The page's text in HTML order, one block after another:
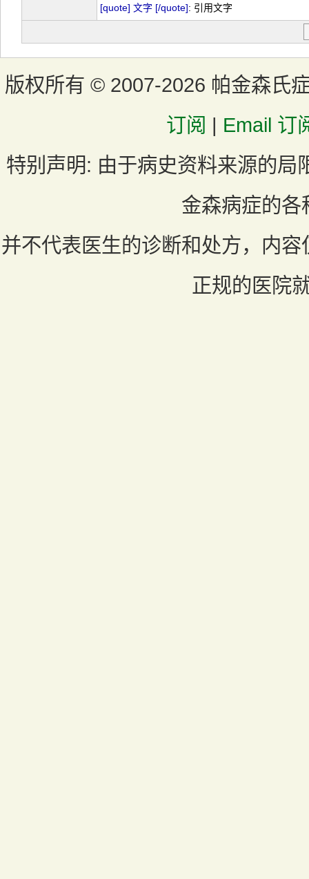
[quote] 文字 [/quote]: 引用文字
版权所有 © 2007-2026 帕金森氏
订阅 | Email 订
特别声明: 由于病史资料来源的局
金森病症的各
并不代表医生的诊断和处方，内
正规的医院